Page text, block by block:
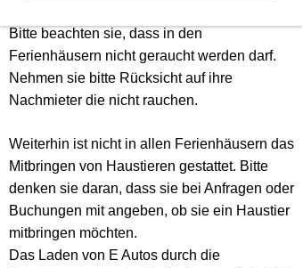
Bitte beachten sie, dass in den
Ferienhäusern nicht geraucht werden darf.
Nehmen sie bitte Rücksicht auf ihre
Nachmieter die nicht rauchen.
Weiterhin ist nicht in allen Ferienhäusern das
Mitbringen von Haustieren gestattet. Bitte
denken sie daran, dass sie bei Anfragen oder
Buchungen mit angeben, ob sie ein Haustier
mitbringen möchten.
Das Laden von E Autos durch die